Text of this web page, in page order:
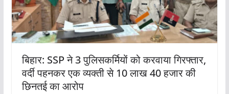
बिहार: SSP ने 3 पुलिसकर्मियों को करवाया गिरफ्तार,
वर्दी पहनकर एक व्यक्ती से 10 लाख 40 हजार की
छिनतई का आरोप